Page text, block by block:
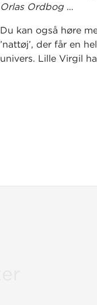
Orlas Ordbog…
Du kan også høre
’nattøj’, der får en
univers. Lille Virgil